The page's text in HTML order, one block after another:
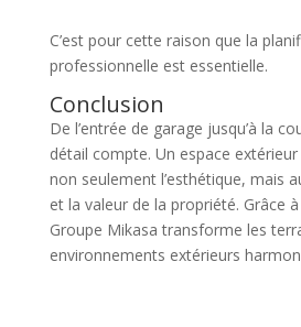
C’est pour cette raison que la
professionnelle est essentielle.
Conclusion
De l’entrée de garage jusqu’à la
détail compte. Un espace
non seulement l’esthétique, mais
et la valeur de la propriété. Grâce
Groupe Mikasa transforme les
environnements extérieurs